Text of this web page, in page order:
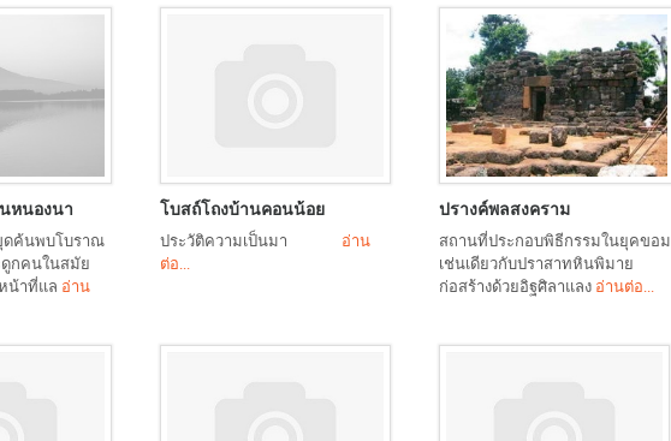
หนองนา
ดค้นพบโบราณ
ดูกคนในสมัย
น้าที่แล อ่าน
โบสถ์โถงบ้านคอนน้อย
ประวัติความเป็นมา อ่าน
ต่อ...
ปรางค์พลสงคราม
สถานที่ประกอบพิธีกรรมในยุคขอม
เช่นเดียวกับปราสาทหินพิมาย
ก่อสร้างด้วยอิฐศิลาแลง อ่านต่อ...